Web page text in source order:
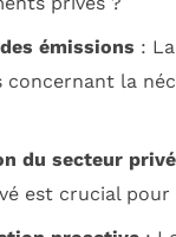
émissions :
concernant la
du secteur privé
est crucial